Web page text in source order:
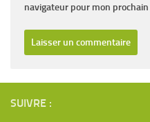
navigateur pour mon
SUIVRE :